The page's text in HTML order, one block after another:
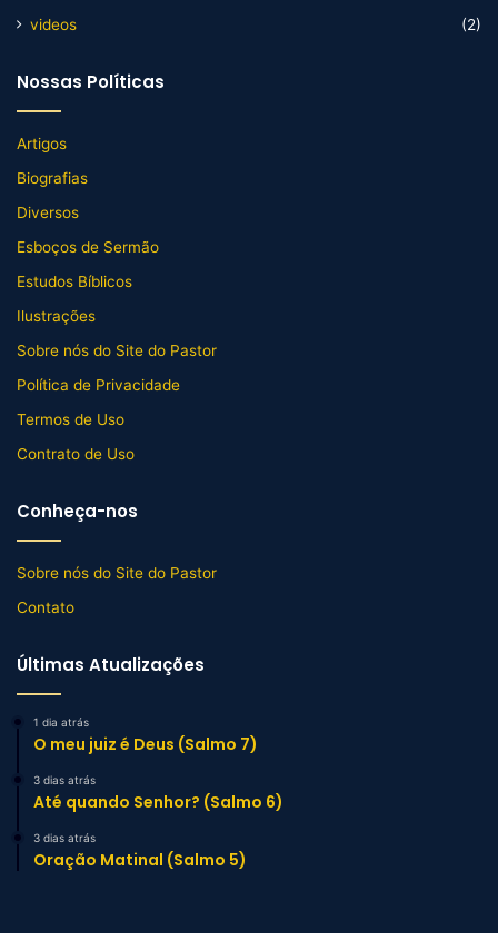
videos
(2)
Nossas Políticas
Artigos
Biografias
Diversos
Esboços de Sermão
Estudos Bíblicos
Ilustrações
Sobre nós do Site do Pastor
Política de Privacidade
Termos de Uso
Contrato de Uso
Conheça-nos
Sobre nós do Site do Pastor
Contato
Últimas Atualizações
1 dia atrás
O meu juiz é Deus (Salmo 7)
3 dias atrás
Até quando Senhor? (Salmo 6)
3 dias atrás
Oração Matinal (Salmo 5)